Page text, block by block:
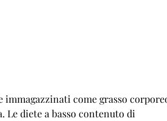
Le diete a basso contenuto di